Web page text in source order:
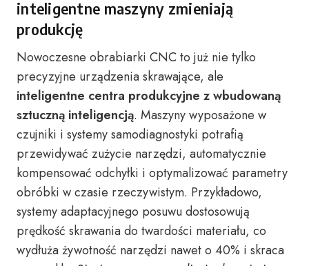
inteligentne maszyny zmieniają
produkcję
Nowoczesne obrabiarki CNC to już nie tylko
precyzyjne urządzenia skrawające, ale
inteligentne centra produkcyjne z wbudowaną
sztuczną inteligencją. Maszyny wyposażone w
czujniki i systemy samodiagnostyki potrafią
przewidywać zużycie narzędzi, automatycznie
kompensować odchyłki i optymalizować parametry
obróbki w czasie rzeczywistym. Przykładowo,
systemy adaptacyjnego posuwu dostosowują
prędkość skrawania do twardości materiału, co
wydłuża żywotność narzędzi nawet o 40% i skraca